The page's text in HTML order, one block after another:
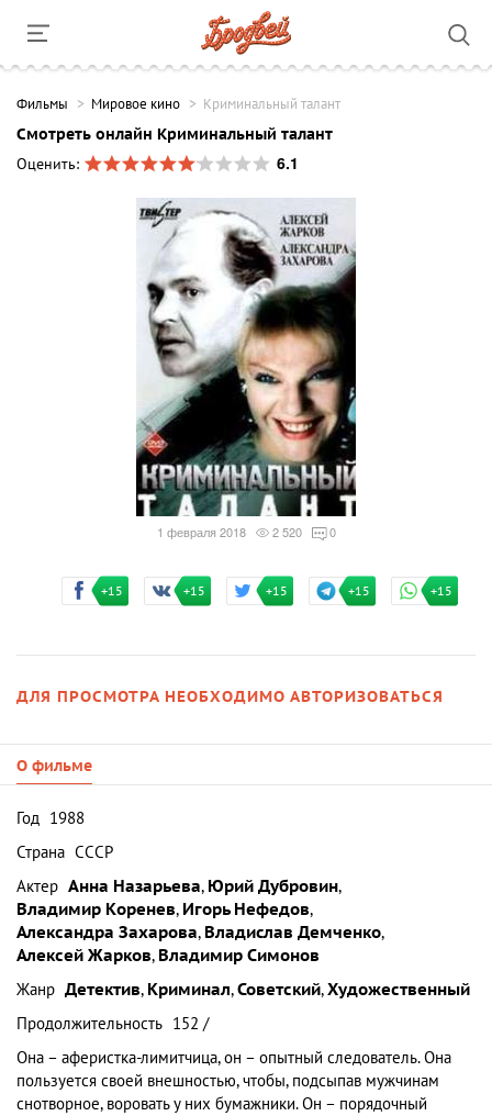
Фильмы Мировое кино Криминальный талант
Смотреть онлайн Криминальный талант
Оценить:
6.1
1 февраля 2018 2 520 0
+15 +15 +15 +15 +15
ДЛЯ ПРОСМОТРА НЕОБХОДИМО АВТОРИЗОВАТЬСЯ
О фильме
Год 1988
Страна СССР
Актер Анна Назарьева, Юрий Дубровин,
Владимир Коренев, Игорь Нефедов,
Александра Захарова, Владислав Демченко,
Алексей Жарков, Владимир Симонов
Жанр Детектив, Криминал,Советский,Художественный
Продолжительность 152 /
Она – аферистка-лимитчица, он – опытный следователь. Она
пользуется своей внешностью, чтобы, подсыпав мужчинам
снотворное, воровать у них бумажники. Он – порядочный